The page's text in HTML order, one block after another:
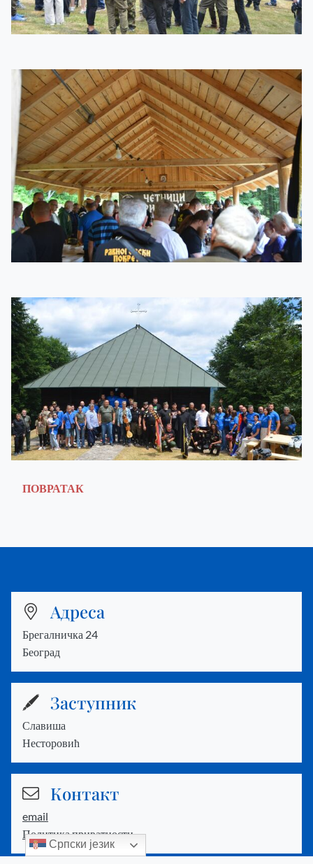
ПОВРАТАК
Адреса
Брегалничка 24
Београд
Заступник
Славиша
Несторовић
Контакт
email
Политика приватности
Српски језик